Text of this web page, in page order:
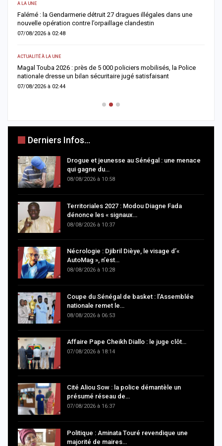
A LA UNE
Falémé : la Gendarmerie détruit 27 dragues illégales dans une
nouvelle opération contre l’orpaillage clandestin
07/08/2026 à 02:48
ACTUALITÉ À LA UNE
Magal Touba 2026 : près de 5 000 policiers mobilisés, la Police
nationale dresse un bilan sécuritaire jugé satisfaisant
07/08/2026 à 02:44
Derniers Infos...
Drogue et jeunesse au Sénégal : une menace
qui gagne du…
08/08/2026 à 10:58
Territoriales 2027 : Modou Diagne Fada
dénonce les « signaux…
08/08/2026 à 10:37
Nécrologie : Djibril Dièye, le visage d’«
AutoMag », n’est…
08/08/2026 à 10:28
Coupe du Sénégal de basket : l’Assemblée
nationale remet le…
08/08/2026 à 06:53
Affaire Pape Cheikh Diallo : le juge clôt…
07/08/2026 à 18:14
Cité Aliou Sow : la police démantèle un
présumé réseau de…
07/08/2026 à 16:37
Politique : Aminata Touré revendique une
majorité de maires…